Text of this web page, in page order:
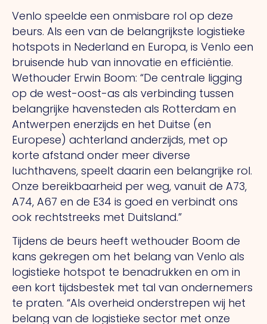
Venlo speelde een onmisbare rol op deze
beurs. Als een van de belangrijkste logistieke
hotspots in Nederland en Europa, is Venlo een
bruisende hub van innovatie en efficiëntie.
Wethouder Erwin Boom: “De centrale ligging
op de west-oost-as als verbinding tussen
belangrijke havensteden als Rotterdam en
Antwerpen enerzijds en het Duitse (en
Europese) achterland anderzijds, met op
korte afstand onder meer diverse
luchthavens, speelt daarin een belangrijke rol.
Onze bereikbaarheid per weg, vanuit de A73,
A74, A67 en de E34 is goed en verbindt ons
ook rechtstreeks met Duitsland.”
Tijdens de beurs heeft wethouder Boom de
kans gekregen om het belang van Venlo als
logistieke hotspot te benadrukken en om in
een kort tijdsbestek met tal van ondernemers
te praten. “Als overheid onderstrepen wij het
belang van de logistieke sector met onze